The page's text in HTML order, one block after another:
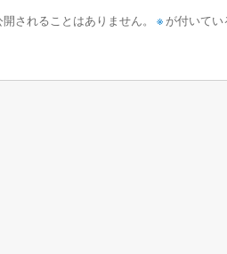
されることはありません。 ※ が付いて